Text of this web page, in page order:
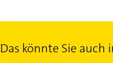
Das könnte Sie auch